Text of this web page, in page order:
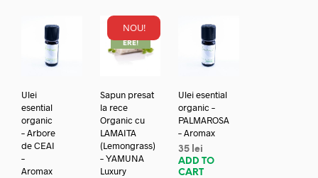
Ulei
esential
organic
– Arbore
de CEAI
–
Aromax
NOU!
REDUC
ERE!
Sapun presat
la rece
Organic cu
LAMAITA
(Lemongrass)
– YAMUNA
Luxury
Ulei esential
organic –
PALMAROSA
– Aromax
35 lei
ADD TO
CART